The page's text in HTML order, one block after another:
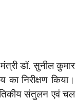
डॉ. सुनील कुमार
निरीक्षण किया।
संतुलन एवं चल